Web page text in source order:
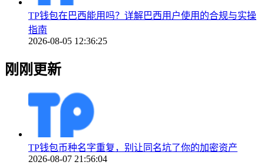
TP钱包在巴西能用吗？详解巴西用户使用的合规与实操
指南
2026-08-05 12:36:25
刚刚更新
TP钱包币种名字重复，别让同名坑了你的加密资产
2026-08-07 21:56:04